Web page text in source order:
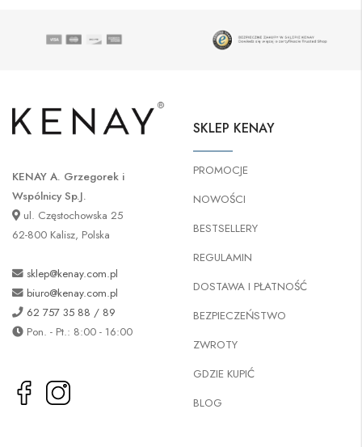
KENAY A. Grzegorek i
Wspólnicy Sp.J.
ul. Częstochowska 25
62-800 Kalisz, Polska
sklep@kenay.com.pl
biuro@kenay.com.pl
62 757 35 88 / 89
Pon. - Pt.: 8:00 - 16:00
SKLEP KENAY
PROMOCJE
NOWOŚCI
BESTSELLERY
REGULAMIN
DOSTAWA I PŁATNOŚĆ
BEZPIECZEŃSTWO
ZWROTY
GDZIE KUPIĆ
BLOG